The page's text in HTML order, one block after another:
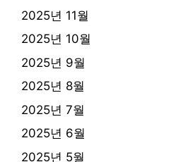
2025년 11월
2025년 10월
2025년 9월
2025년 8월
2025년 7월
2025년 6월
2025년 5월